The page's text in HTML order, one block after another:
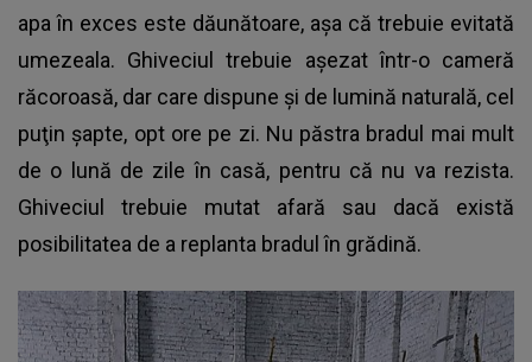
apa în exces este dăunătoare, aşa că trebuie evitată
umezeala. Ghiveciul trebuie aşezat într-o cameră
răcoroasă, dar care dispune şi de lumină naturală, cel
puţin şapte, opt ore pe zi. Nu păstra bradul mai mult
de o lună de zile în casă, pentru că nu va rezista.
Ghiveciul trebuie mutat afară sau dacă există
posibilitatea de a replanta bradul în grădină.